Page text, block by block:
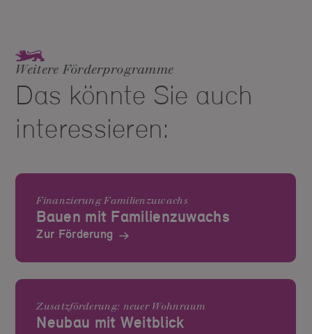
Weitere Förderprogramme
Das könnte Sie auch
interessieren:
Finanzierung Familienzuwachs
Bauen mit Familienzuwachs
Zur Förderung
Zusatzförderung: neuer Wohnraum
Neubau mit Weitblick